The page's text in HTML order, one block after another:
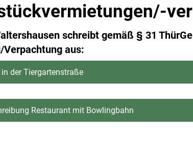
schreibt gemäß § 31
aus:
in der Tiergartenstraße
Restaurant mit Bowlingbahn